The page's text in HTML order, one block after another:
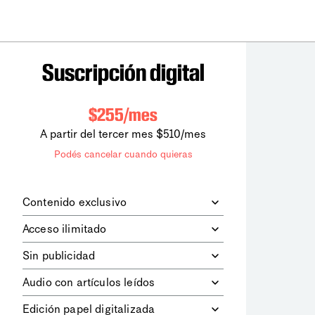
Suscripción digital
$255/mes
A partir del tercer mes $510/mes
Podés cancelar cuando quieras
Contenido exclusivo
digitales dela diaria
los contenidos de Le Monde
diplomatique.
Acceso ilimitado
contenidos.
Sin publicidad
publicitarios.
Audio con artículos leídos
Edición papel digitalizada